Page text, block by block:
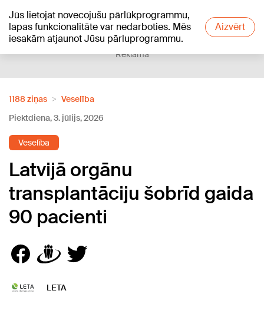
Jūs lietojat novecojušu pārlūkprogrammu,
lapas funkcionalitāte var nedarboties. Mēs
iesakām atjaunot Jūsu pārluprogrammu.
Aizvērt
+27°C
Reklāma
1188 ziņas
Veselība
Piektdiena, 3. jūlijs, 2026
Veselība
Latvijā orgānu
transplantāciju šobrīd gaida
90 pacienti
LETA